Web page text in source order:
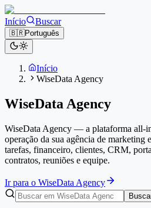
Início Buscar
🇧🇷Português
Início
WiseData Agency
WiseData Agency
WiseData Agency — a plataforma all-
operação da sua agência de marketing
tarefas, financeiro, clientes, CRM,
contratos, reuniões e equipe.
Ir para o WiseData Agency